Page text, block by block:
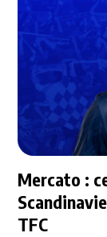
Mercato :
TFC